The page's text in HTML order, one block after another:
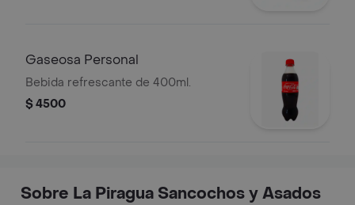
Gaseosa Personal
Bebida refrescante de 400ml.
$ 4500
Sobre La Piragua Sancochos y Asados